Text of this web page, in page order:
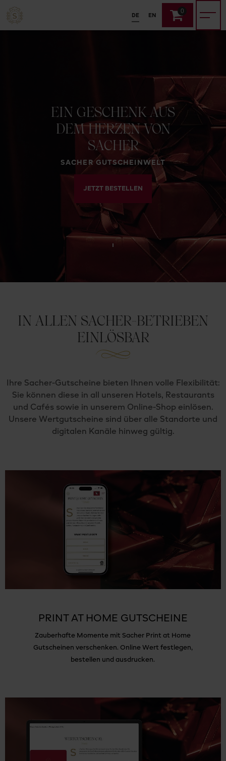
DE EN
0
EIN GESCHENK AUS
DEM HERZEN VON
SACHER
SACHER GUTSCHEINWELT
JETZT BESTELLEN
IN ALLEN SACHER-BETRIEBEN
EINLÖSBAR
Ihre Sacher-Gutscheine bieten Ihnen volle Flexibilität:
Sie können diese in all unseren Hotels, Restaurants
und Cafés sowie in unserem Online-Shop einlösen.
Unsere Wertgutscheine sind über alle Standorte und
digitalen Kanäle hinweg gültig.
PRINT AT HOME GUTSCHEINE
Zauberhafte Momente mit Sacher Print at Home
Gutscheinen verschenken. Online Wert festlegen,
bestellen und ausdrucken.